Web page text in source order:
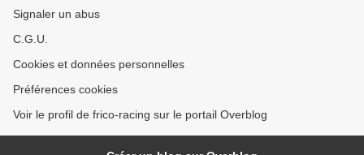
Signaler un abus
C.G.U.
Cookies et données personnelles
Préférences cookies
Voir le profil de frico-racing sur le portail Overblog